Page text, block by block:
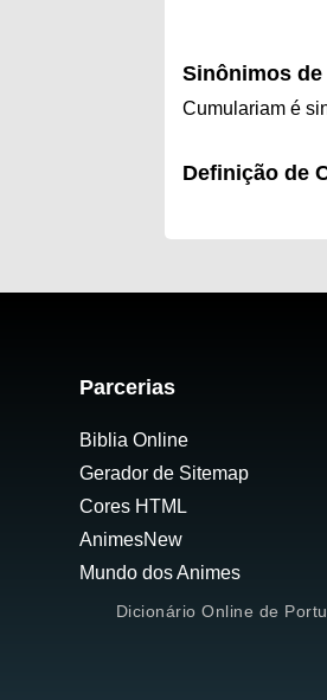
Sinônimos
Cumulariam é
Definição de
Parcerias
Biblia Online
Gerador de Sitemap
Cores HTML
AnimesNew
Mundo dos Animes
Dicionário Online de